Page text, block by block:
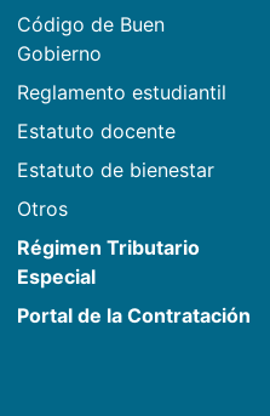
Código de Buen
Gobierno
Reglamento estudiantil
Estatuto docente
Estatuto de bienestar
Otros
Régimen Tributario
Especial
Portal de la Contratación